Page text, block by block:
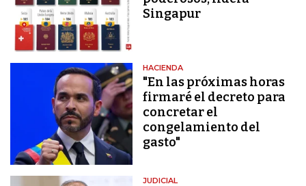
Singapur
HACIENDA
"En las próximas horas
firmaré el decreto para
concretar el
congelamiento del
gasto"
JUDICIAL